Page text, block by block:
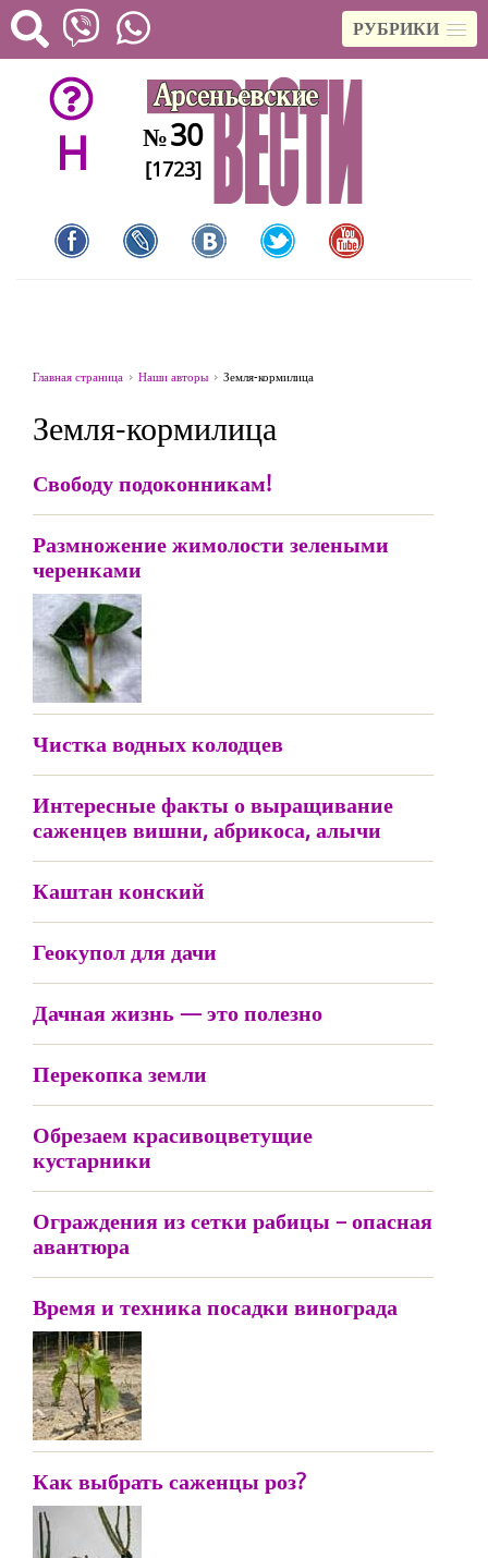
РУБРИКИ
H №30
[1723]
Главная страница Наши авторы Земля-кормилица
Земля-кормилица
Свободу подоконникам!
Размножение жимолости зелеными
черенками
Чистка водных колодцев
Интересные факты о выращивание
саженцев вишни, абрикоса, алычи
Каштан конский
Геокупол для дачи
Дачная жизнь — это полезно
Перекопка земли
Обрезаем красивоцветущие
кустарники
Ограждения из сетки рабицы – опасная
авантюра
Время и техника посадки винограда
Как выбрать саженцы роз?